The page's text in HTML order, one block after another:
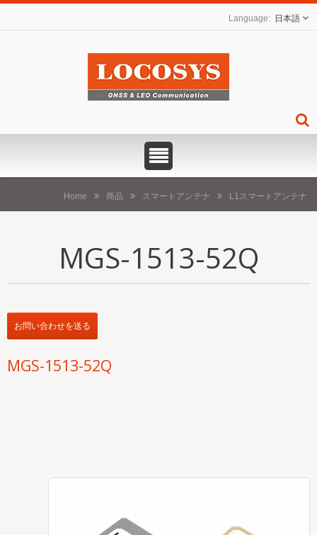
日本語
Home 商品 スマートアンテナ L1スマートアンテナ
MGS-1513-52Q
お問い合わせを送る
MGS-1513-52Q